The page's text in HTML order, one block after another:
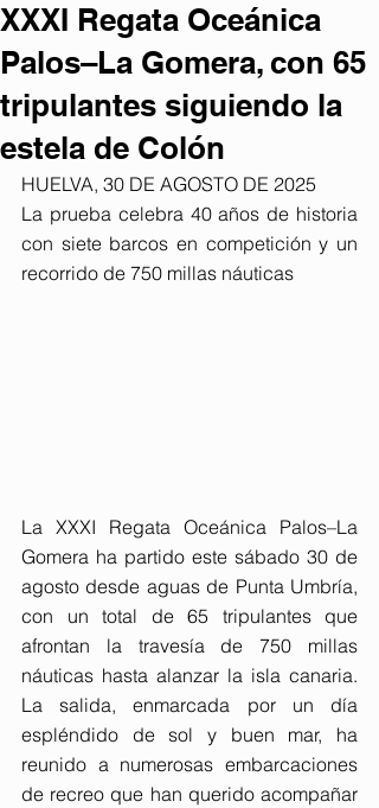
XXXI Regata Oceánica
Palos–La Gomera, con 65
tripulantes siguiendo la
estela de Colón
HUELVA, 30 DE AGOSTO DE 2025
La prueba celebra 40 años de historia
con siete barcos en competición y un
recorrido de 750 millas náuticas
La XXXI Regata Oceánica Palos–La
Gomera ha partido este sábado 30 de
agosto desde aguas de Punta Umbría,
con un total de 65 tripulantes que
afrontan la travesía de 750 millas
náuticas hasta alanzar la isla canaria.
La salida, enmarcada por un día
espléndido de sol y buen mar, ha
reunido a numerosas embarcaciones
de recreo que han querido acompañar